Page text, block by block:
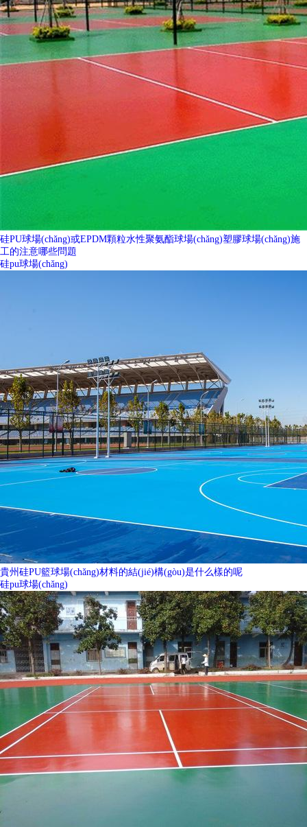
硅PU球場(chǎng)或EPDM顆粒水性聚氨酯球場(chǎng)塑膠球場(chǎng)施
工的注意哪些問題
硅pu球場(chǎng)
貴州硅PU籃球場(chǎng)材料的結(jié)構(gòu)是什么樣的呢
硅pu球場(chǎng)